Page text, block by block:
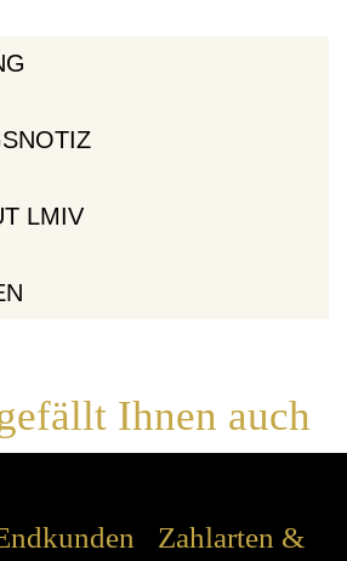
LMIV
Ihnen auch
Zahlarten &